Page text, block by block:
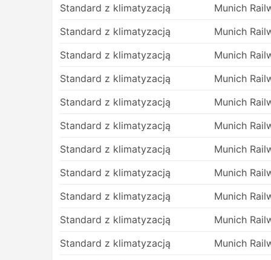
w pobliżu większych autostrad, aby
problematyczny, ponieważ w
samochodów na terminal i trzeba
dostać. Powoduje to wyższe koszty,
również wtedy gdy podróżujesz w
Autobusy to prawdopodobnie środek
one w dużym stopniu uzależnione od
wypadków, robót drogowych,
sezonu lub w święta państwowe.
rezerwacji. Pamiętaj, że nie zawsze
Standard z klimatyzacją
Munich
Standard z klimatyzacją
Munich
Standard z klimatyzacją
Munich
Standard z klimatyzacją
Munich
Standard z klimatyzacją
Munich
Standard z klimatyzacją
Munich
Standard z klimatyzacją
Munich
Standard z klimatyzacją
Munich
Standard z klimatyzacją
Munich
Standard z klimatyzacją
Munich
Standard z klimatyzacją
Munich